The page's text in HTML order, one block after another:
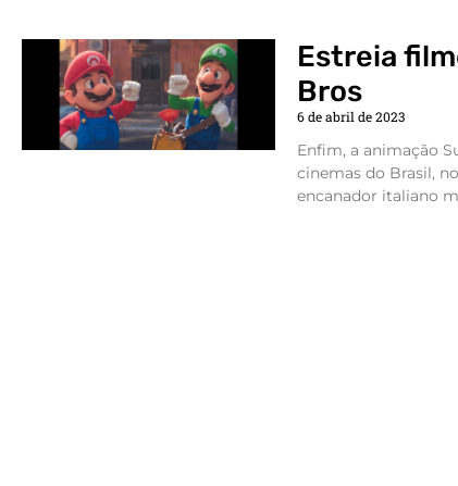
Estreia
Bros
6 de abril de 2023
Enfim, a animação
cinemas do Brasil,
encanador italiano